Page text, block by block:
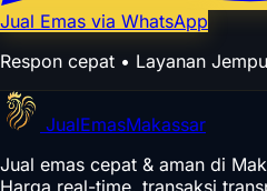
Jual Emas via WhatsApp
Respon cepat • Layanan
JualEmasMakassar
Jual emas cepat & aman di
Harga real-time, transaksi